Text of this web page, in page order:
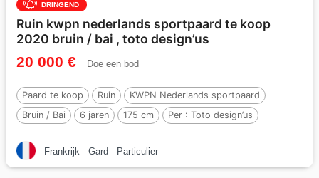
DRINGEND
Ruin kwpn nederlands sportpaard te koop
2020 bruin / bai , toto design’us
20 000 € Doe een bod
Paard te koop Ruin
KWPN Nederlands sportpaard
Bruin / Bai
6 jaren 175 cm Per : Toto design’us
Frankrijk Gard Particulier